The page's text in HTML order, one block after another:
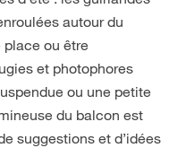
autour du
ou être
et photophores
ou une petite
du balcon est
suggestions et d’idées